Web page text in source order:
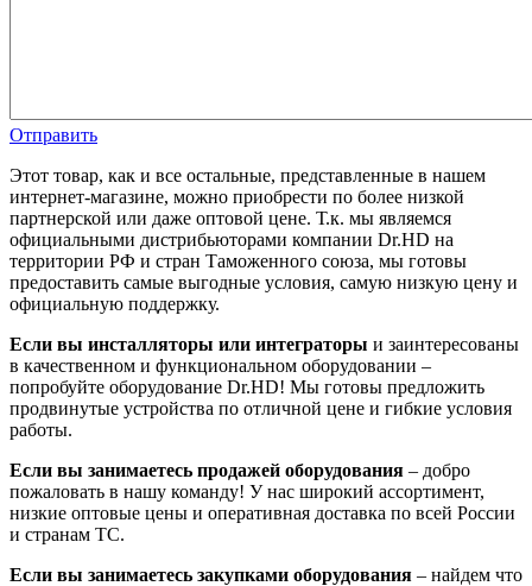
Отправить
Этот товар, как и все остальные, представленные в нашем
интернет-магазине, можно приобрести по более низкой
партнерской или даже оптовой цене. Т.к. мы являемся
официальными дистрибьюторами компании Dr.HD на
территории РФ и стран Таможенного союза, мы готовы
предоставить самые выгодные условия, самую низкую цену и
официальную поддержку.
Если вы инсталляторы или интеграторы и заинтересованы
в качественном и функциональном оборудовании –
попробуйте оборудование Dr.HD! Мы готовы предложить
продвинутые устройства по отличной цене и гибкие условия
работы.
Если вы занимаетесь продажей оборудования – добро
пожаловать в нашу команду! У нас широкий ассортимент,
низкие оптовые цены и оперативная доставка по всей России
и странам ТС.
Если вы занимаетесь закупками оборудования – найдем что